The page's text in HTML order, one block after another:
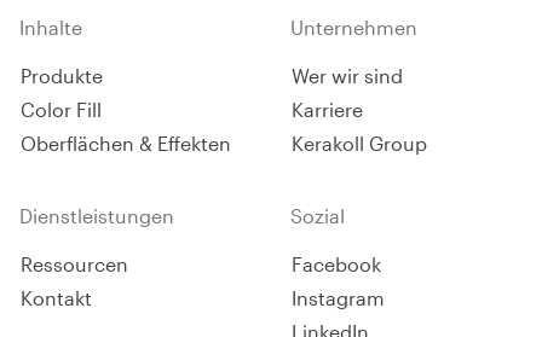
Inhalte
Produkte
Color Fill
Oberflächen & Effekten
Unternehmen
Wer wir sind
Karriere
Kerakoll Group
Dienstleistungen
Ressourcen
Kontakt
Sozial
Facebook
Instagram
LinkedIn